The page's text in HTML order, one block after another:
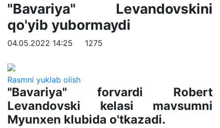
"Bavariya" Levandovskini
qo'yib yubormaydi
04.05.2022 14:25 1275
Rasmni yuklab olish
"Bavariya" forvardi Robert
Levandovski kelasi mavsumni
Myunxen klubida o'tkazadi.